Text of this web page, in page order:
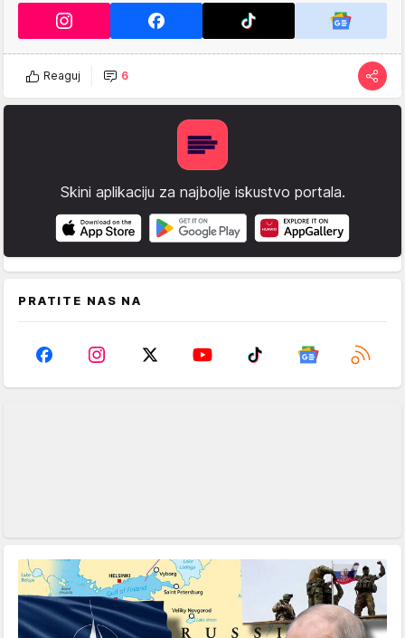
Reaguj 6
Skini aplikaciju za najbolje iskustvo portala.
PRATITE NAS NA